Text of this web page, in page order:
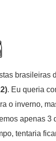
brasileiras
. Eu queria
o inverno,
apenas 3
tentaria